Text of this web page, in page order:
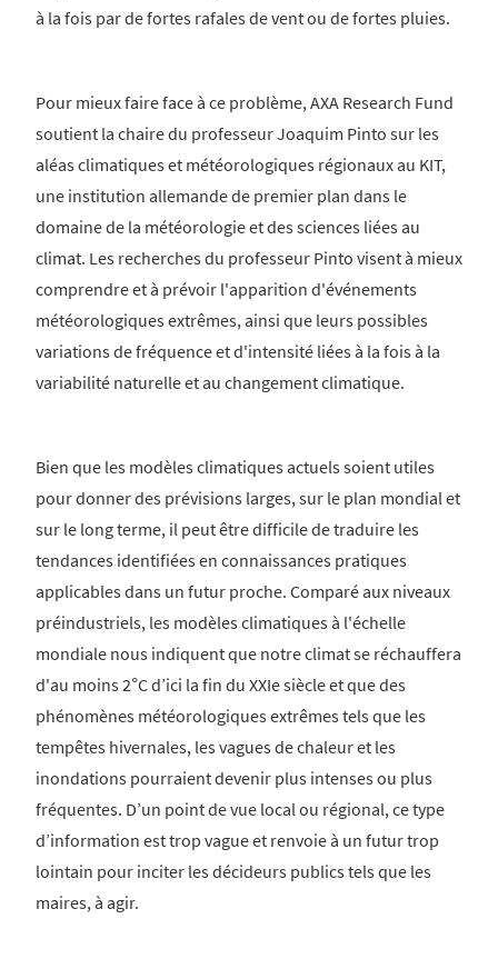
à la fois par de fortes rafales de vent ou de fortes pluies.
Pour mieux faire face à ce problème, AXA Research Fund
soutient la chaire du professeur Joaquim Pinto sur les
aléas climatiques et météorologiques régionaux au KIT,
une institution allemande de premier plan dans le
domaine de la météorologie et des sciences liées au
climat. Les recherches du professeur Pinto visent à mieux
comprendre et à prévoir l'apparition d'événements
météorologiques extrêmes, ainsi que leurs possibles
variations de fréquence et d'intensité liées à la fois à la
variabilité naturelle et au changement climatique.
Bien que les modèles climatiques actuels soient utiles
pour donner des prévisions larges, sur le plan mondial et
sur le long terme, il peut être difficile de traduire les
tendances identifiées en connaissances pratiques
applicables dans un futur proche. Comparé aux niveaux
préindustriels, les modèles climatiques à l'échelle
mondiale nous indiquent que notre climat se réchauffera
d'au moins 2°C d’ici la fin du XXIe siècle et que des
phénomènes météorologiques extrêmes tels que les
tempêtes hivernales, les vagues de chaleur et les
inondations pourraient devenir plus intenses ou plus
fréquentes. D’un point de vue local ou régional, ce type
d’information est trop vague et renvoie à un futur trop
lointain pour inciter les décideurs publics tels que les
maires, à agir.